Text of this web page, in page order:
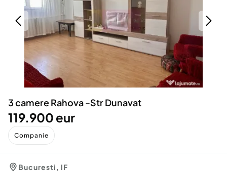
Servicii
Animale de companie
Afaceri și echipamente profesionale
Inchiriere Bunuri si Vehicule
Utilaje agricole si industriale
Piese auto si accesorii
Dacia Duster
3 camere Rahova -Str Dunavat
119.900 eur
Companie
Bucuresti, IF